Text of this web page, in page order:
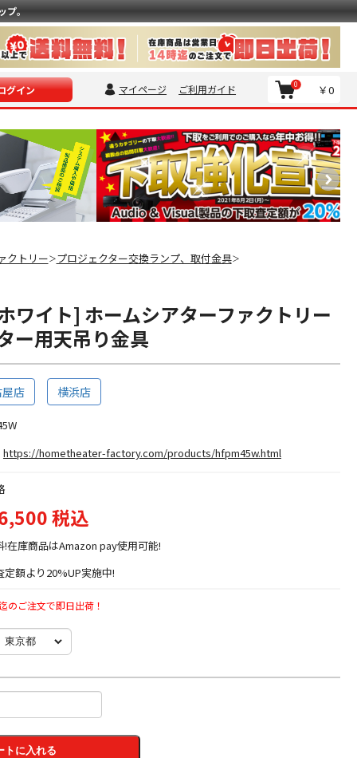
。
グイン マイページ ご利用ガイド ￥0
0
クトリー＞プロジェクター交換ランプ、取付金具＞
ワイト] ホームシアターファクトリー
ー用天吊り金具
店 横浜店
https://hometheater-factory.com/products/hfpm45w.html
税込
在庫商品はAmazon pay使用可能!
額より20%UP実施中!
のご注文で即日出荷！
トに入れる